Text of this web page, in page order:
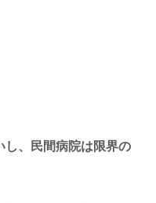
し、民間病院は限界の